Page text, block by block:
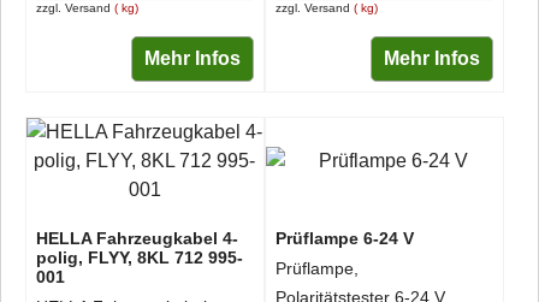
zzgl. Versand kg
Mehr Infos
zzgl. Versand kg
Mehr Infos
HELLA Fahrzeugkabel 4-
polig, FLYY, 8KL 712 995-
001
Prüflampe 6-24 V
Prüflampe,
Polaritätstester 6-24 V